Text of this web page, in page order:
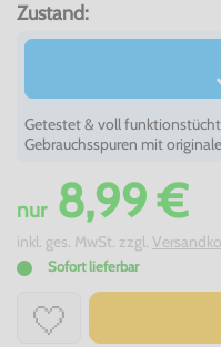
Zustand:
Getestet & voll
Gebrauchsspuren mit
nur8,99 €
inkl. ges. MwSt. zzgl.
Sofort lieferbar